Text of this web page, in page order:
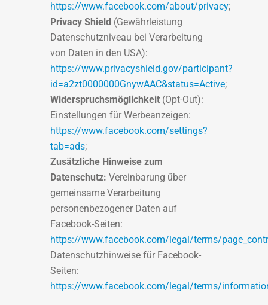
https://www.facebook.com/about/privacy;
Privacy Shield (Gewährleistung
Datenschutzniveau bei Verarbeitung
von Daten in den USA):
https://www.privacyshield.gov/participant?
id=a2zt0000000GnywAAC&status=Active;
Widerspruchsmöglichkeit (Opt-Out):
Einstellungen für Werbeanzeigen:
https://www.facebook.com/settings?
tab=ads;
Zusätzliche Hinweise zum
Datenschutz: Vereinbarung über
gemeinsame Verarbeitung
personenbezogener Daten auf
Facebook-Seiten:
https://www.facebook.com/legal/terms/
Datenschutzhinweise für Facebook-
Seiten:
https://www.facebook.com/legal/terms/